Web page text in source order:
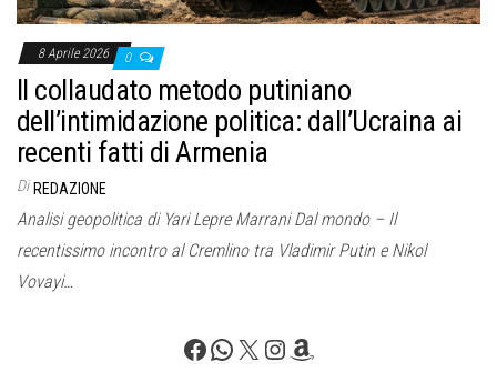
8 Aprile 2026 0
Il collaudato metodo putiniano
dell’intimidazione politica: dall’Ucraina ai
recenti fatti di Armenia
Di REDAZIONE
Analisi geopolitica di Yari Lepre Marrani Dal mondo – Il
recentissimo incontro al Cremlino tra Vladimir Putin e Nikol
Vovayi…
Facebook
WhatsApp
X Instagram
Amazon